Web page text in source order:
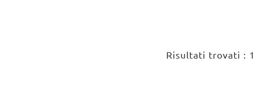
Risultati trovati : 1